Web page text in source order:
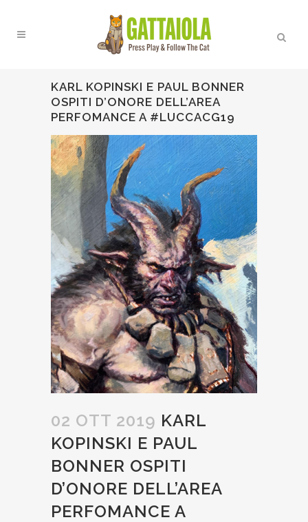
KARL KOPINSKI E PAUL BONNER
OSPITI D’ONORE DELL’AREA
PERFOMANCE A #LUCCACG19
02 OTT 2019 KARL
KOPINSKI E PAUL
BONNER OSPITI
D’ONORE DELL’AREA
PERFOMANCE A